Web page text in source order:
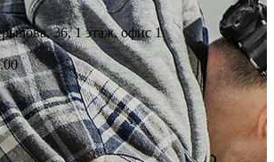
36, 1 этаж, офис 1